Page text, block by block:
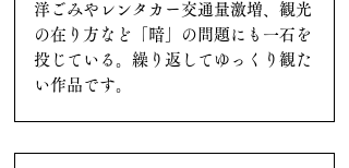
洋ごみやレンタカー交通量激増、観光
の在り方など「暗」の問題にも一石を
投じている。繰り返してゆっくり観た
い作品です。